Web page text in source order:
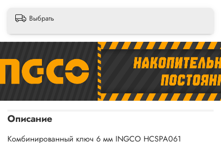
Выбрать
Описание
Комбинированный ключ 6 мм INGCO HCSPA061